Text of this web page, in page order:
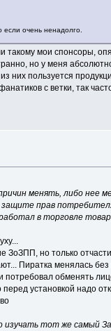
если очень ненадолго.
такому мои спонсоры,
но у меня
них пользуется
с ветки, так
менять, либо нее
защите прав
в торговле
ЗоЗПП, но только
Пиратка менялась
потребовал обменять
установкой надо
изучать тот же самый